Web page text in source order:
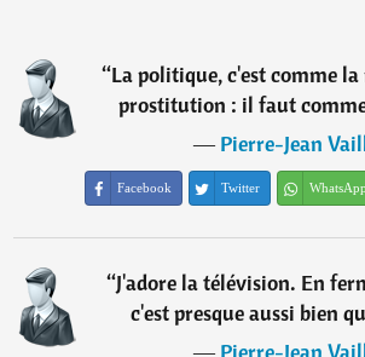
“La politique, c'est comme
prostitution : il faut
―Pierre-Jean
Facebook Twitter WhatsApp
“J'adore la télévision. En
c'est presque aussi bien